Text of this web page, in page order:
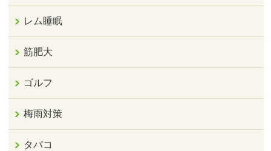
レム睡眠
筋肥大
ゴルフ
梅雨対策
タバコ